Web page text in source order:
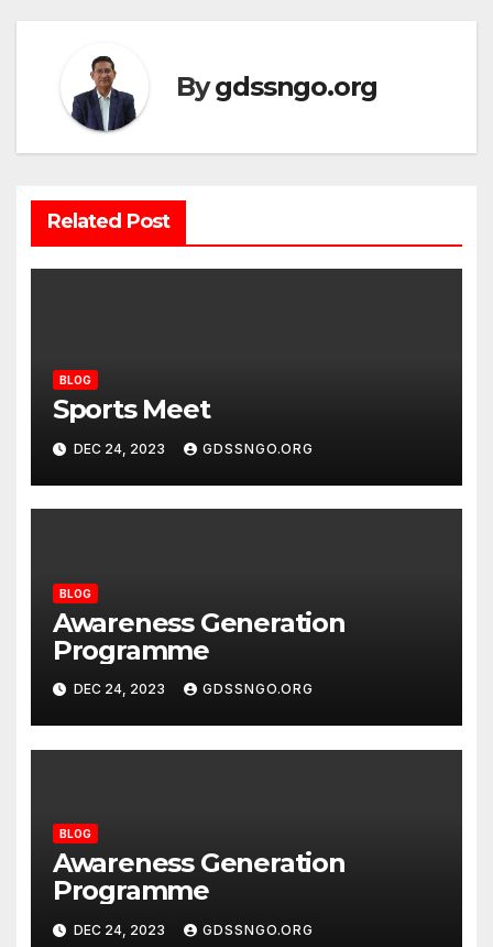
Bygdssngo.org
Related Post
BLOG
Sports Meet
DEC 24, 2023 GDSSNGO.ORG
BLOG
Awareness Generation
Programme
DEC 24, 2023 GDSSNGO.ORG
BLOG
Awareness Generation
Programme
DEC 24, 2023 GDSSNGO.ORG